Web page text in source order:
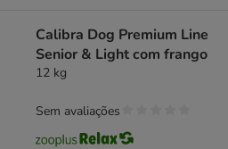
Calibra Dog Premium Line
Senior & Light com frango
12 kg
Sem avaliações